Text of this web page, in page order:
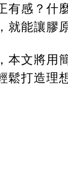
有感？什
就能讓膠
本文將用
鬆打造理